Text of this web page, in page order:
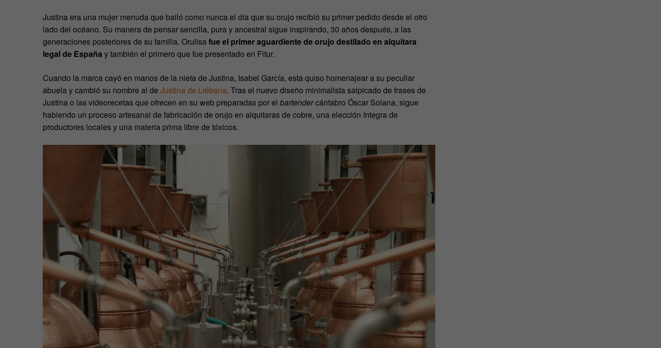
Justina era una mujer menuda que bailó como nunca el día que su orujo recibió su primer pedido desde el otro
lado del océano. Su manera de pensar sencilla, pura y ancestral sigue inspirando, 30 años después, a las
generaciones posteriores de su familia. Orulisa fue el primer aguardiente de orujo destilado en alquitara
legal de España y también el primero que fue presentado en Fitur.
Cuando la marca cayó en manos de la nieta de Justina, Isabel García, esta quiso homenajear a su peculiar
abuela y cambió su nombre al de Justina de Liébana. Tras el nuevo diseño minimalista salpicado de frases de
Justina o las videorecetas que ofrecen en su web preparadas por el bartendercántabro Óscar Solana, sigue
habiendo un proceso artesanal de fabricación de orujo en alquitaras de cobre, una elección íntegra de
productores locales y una materia prima libre de tóxicos.